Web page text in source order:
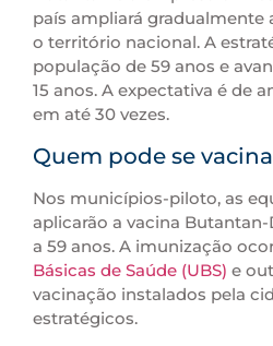
país ampliará gradualmente
o território nacional. A
população de 59 anos e
15 anos. A expectativa é de
em até 30 vezes.
Quem pode se
Nos municípios-piloto, as
aplicarão a vacina Butantan-
a 59 anos. A imunização
Básicas de Saúde (UBS) e
vacinação instalados pela
estratégicos.